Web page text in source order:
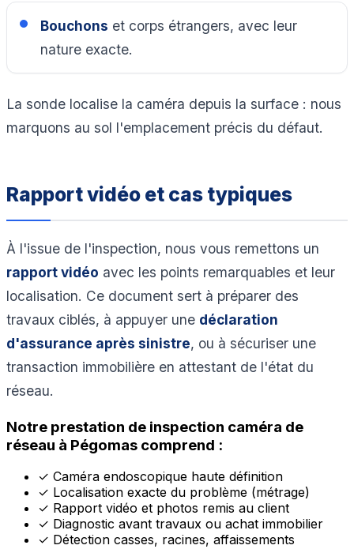
Bouchons et corps étrangers, avec leur
nature exacte.
La sonde localise la caméra depuis la surface : nous
marquons au sol l'emplacement précis du défaut.
Rapport vidéo et cas typiques
À l'issue de l'inspection, nous vous remettons un
rapport vidéo avec les points remarquables et leur
localisation. Ce document sert à préparer des
travaux ciblés, à appuyer une déclaration
d'assurance après sinistre, ou à sécuriser une
transaction immobilière en attestant de l'état du
réseau.
Notre prestation de inspection caméra de
réseau à Pégomas comprend :
✓ Caméra endoscopique haute définition
✓ Localisation exacte du problème (métrage)
✓ Rapport vidéo et photos remis au client
✓ Diagnostic avant travaux ou achat immobilier
✓ Détection casses, racines, affaissements